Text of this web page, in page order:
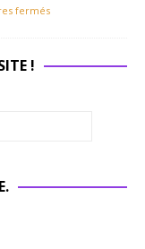
fermés
!